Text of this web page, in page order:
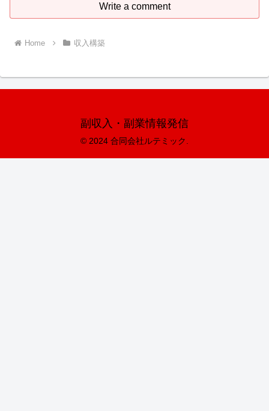
Write a comment
Home 収入構築
副収入・副業情報発信
© 2024 合同会社ルテミック.